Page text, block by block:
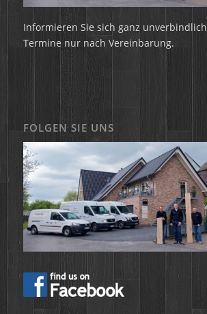
Informieren Sie sich ganz unverbindlich
Termine nur nach Vereinbarung.
FOLGEN SIE UNS